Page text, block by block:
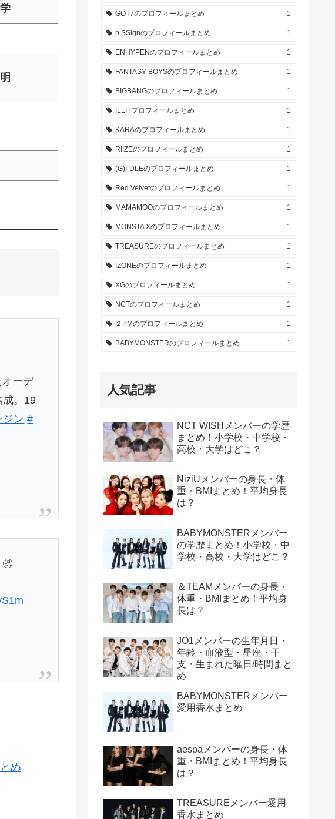
ーデ
成。19
ジン #
め
GOT7のプロフィールまとめ 1
n.SSignのプロフィールまとめ 1
ENHYPENのプロフィールまとめ 1
FANTASY BOYSのプロフィールまとめ 1
BIGBANGのプロフィールまとめ 1
ILLITプロフィールまとめ 1
KARAのプロフィールまとめ 1
RIIZEのプロフィールまとめ 1
(G)I-DLEのプロフィールまとめ 1
Red Velvetのプロフィールまとめ 1
MAMAMOOのプロフィールまとめ 1
MONSTA Xのプロフィールまとめ 1
TREASUREのプロフィールまとめ 1
IZONEのプロフィールまとめ 1
XGのプロフィールまとめ 1
NCTのプロフィールまとめ 1
２PMのプロフィールまとめ 1
BABYMONSTERのプロフィールまとめ 1
人気記事
NCT WISHメンバーの学歴
まとめ！小学校・中学校・
高校・大学はどこ？
NiziUメンバーの身長・体
重・BMIまとめ！平均身長
は？
BABYMONSTERメンバー
の学歴まとめ！小学校・中
学校・高校・大学はどこ？
＆TEAMメンバーの身長・
体重・BMIまとめ！平均身
長は？
JO1メンバーの生年月日・
年齢・血液型・星座・干
支・生まれた曜日/時間まと
め
BABYMONSTERメンバー
愛用香水まとめ
aespaメンバーの身長・体
重・BMIまとめ！平均身長
は？
TREASUREメンバー愛用
香水まとめ